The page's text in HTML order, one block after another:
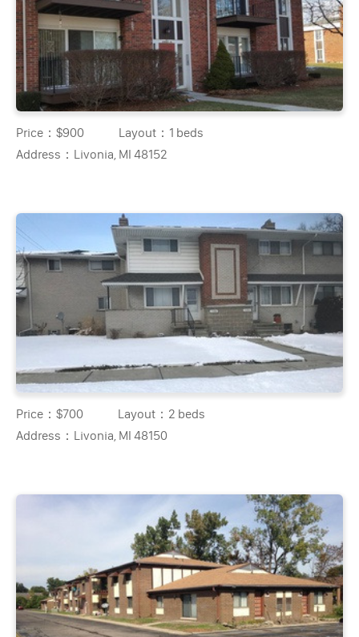
Price：$900 Layout： 1 beds
Address： Livonia, MI 48152
Price：$700 Layout： 2 beds
Address： Livonia, MI 48150